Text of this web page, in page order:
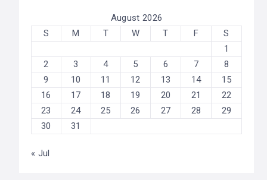
August 2026
S
M T W T F
S
1
2
3 4 5 6 7
8
9
10 11 12 13 14
15
16
17 18 19 20 21
22
23
24 25 26 27 28
29
30
31
« Jul